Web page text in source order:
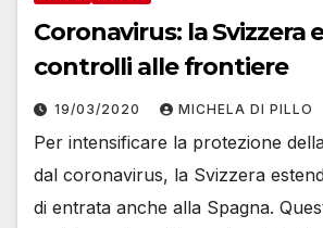
Coronavirus: la Svizzera
controlli alle frontiere
19/03/2020 MICHELA DI PILLO
Per intensificare la protezione
dal coronavirus, la Svizzera
di entrata anche alla Spagna.